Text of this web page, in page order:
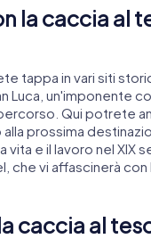
la caccia al
tappa in vari siti
Luca, un'imponente
Qui potrete
prossima
e il lavoro nel XIX
che vi affascinerà con
caccia al